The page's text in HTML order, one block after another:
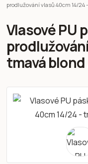
prodlužování vlasů 40cm 14/24
Vlasové PU
tmavá